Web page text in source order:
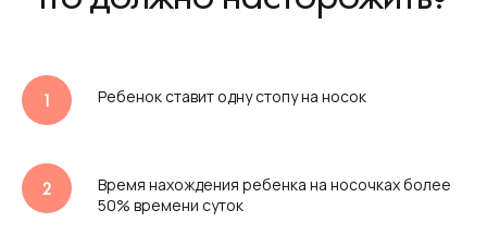
Ребенок ставит одну стопу на носок
Время нахождения ребенка на носочках более
50% времени суток